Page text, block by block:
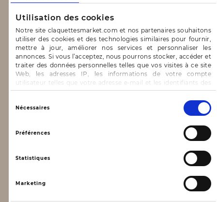
Utilisation des cookies
Notre site claquettesmarket.com et nos partenaires souhaitons
utiliser des cookies et des technologies similaires pour fournir,
mettre à jour, améliorer nos services et personnaliser les
annonces. Si vous l’acceptez, nous pourrons stocker, accéder et
traiter des données personnelles telles que vos visites à ce site
Web, les adresses IP, les informations de votre compte
utilisateur telles que votre adresse e-mail et les identifiants des
cookies.
Vous avez le choix d’« Accepter » pour consentir à ces
utilisations, de « Refuser » pour vous y opposer ou
de sélectionner vos préférences concernant chaque catégorie
de cookie en cliquant sur « Valider la sélection » pour valider vos
options. Vous pouvez à tout moment modifier vos préférences
Nécessaires
Préférences
Statistiques
Marketing
Notre concept
Blog
CONTACT & AIDE
FAQ
INFORMATIONS
Mentions légales
Conditions générales d’utilisation
Conditions générales de vente